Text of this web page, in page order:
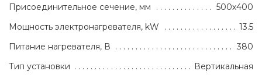
Присоединительное сечение, мм
500х400
Мощность электронагревателя, kW
13.5
Питание нагревателя, В
380
Тип установки
Вертикальная